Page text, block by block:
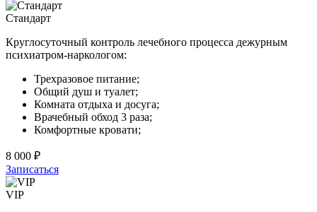
Стандарт
Круглосуточный контроль лечебного процесса дежурным
психиатром-наркологом:
Трехразовое питание;
Общий душ и туалет;
Комната отдыха и досуга;
Врачебный обход 3 раза;
Комфортные кровати;
8 000 ₽
Записаться
VIP